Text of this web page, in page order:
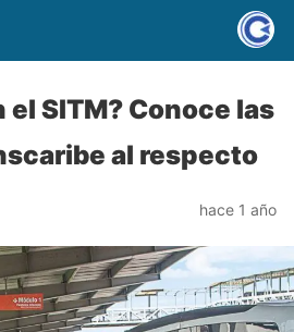
el SITM? Conoce las
al respecto
hace 1 año